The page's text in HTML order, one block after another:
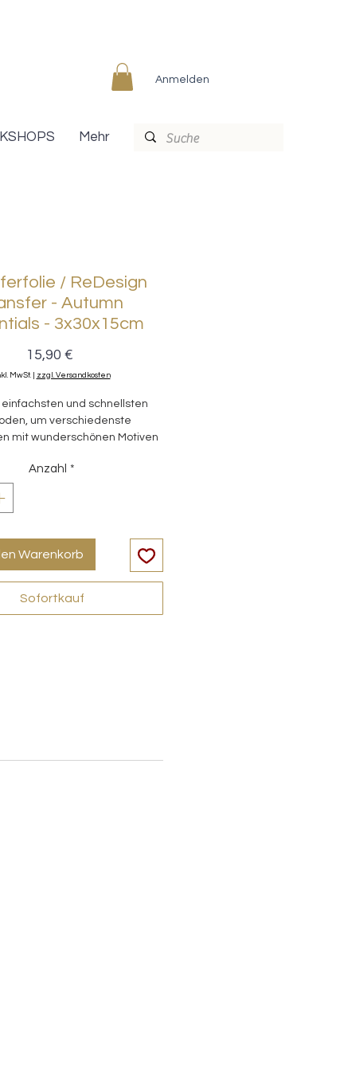
Anmelden
Mehr
/ ReDesign
- Autumn
- 3x30x15cm
15,90 €
MwSt. zzgl. Versandkosten
einfachsten und schnellsten
um verschiedenste
mit wunderschönen Motiven
Anzahl *
Warenkorb
Sofortkauf